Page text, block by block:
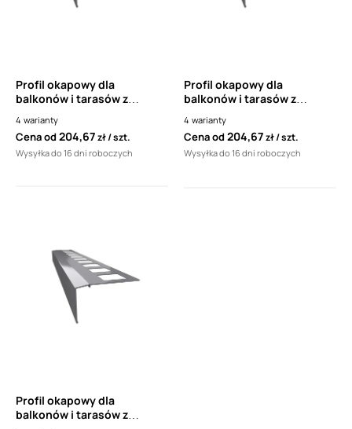
Profil okapowy dla
balkonów i tarasów z
ceramicznych RENOPLAST
K301 (1 sztuka - 2mb)
4 warianty
Cena od204,67zł szt.
Wysyłka do 16 dni roboczych
Profil okapowy dla
balkonów i tarasów z
ceramicznych RENOPLAST
K301 (1 sztuka - 2mb)
4 warianty
Cena od204,67zł szt.
Wysyłka do 16 dni roboczych
Profil okapowy dla
balkonów i tarasów z